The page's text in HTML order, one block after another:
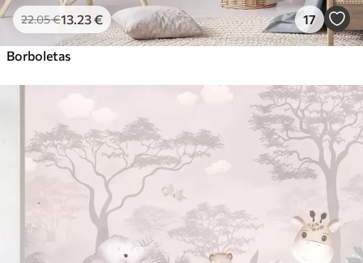
22.05€13.23€ 17
Borboletas